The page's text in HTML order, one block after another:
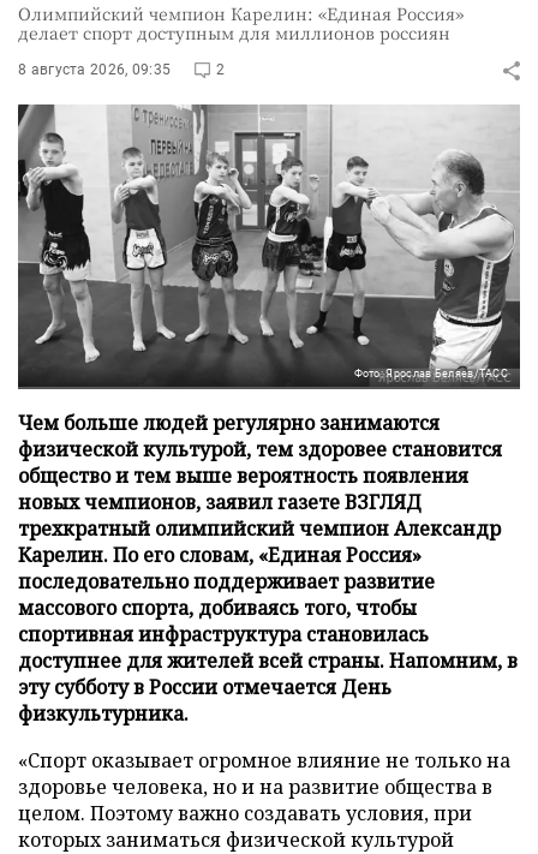
Олимпийский чемпион Карелин: «Единая Россия»
делает спорт доступным для миллионов россиян
8 августа 2026, 09:35 2
Фото: Ярослав Беляев/ТАСС
Чем больше людей регулярно занимаются
физической культурой, тем здоровее становится
общество и тем выше вероятность появления
новых чемпионов, заявил газете ВЗГЛЯД
трехкратный олимпийский чемпион Александр
Карелин. По его словам, «Единая Россия»
последовательно поддерживает развитие
массового спорта, добиваясь того, чтобы
спортивная инфраструктура становилась
доступнее для жителей всей страны. Напомним, в
эту субботу в России отмечается День
физкультурника.
«Спорт оказывает огромное влияние не только на
здоровье человека, но и на развитие общества в
целом. Поэтому важно создавать условия, при
которых заниматься физической культурой